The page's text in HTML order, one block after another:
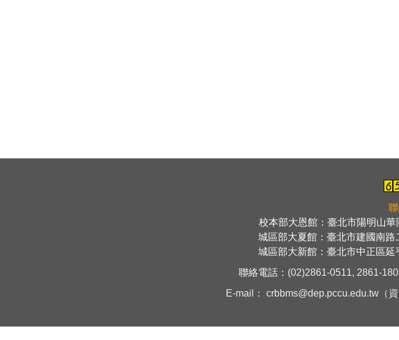
校本部大恩館：臺北市陽明山華
城區部大夏館：臺北市建國南
城區部大新館：臺北市中正區
聯絡電話： (02)2861-0511, 2861-
E-mail： crbbms@dep.pccu.edu.tw （